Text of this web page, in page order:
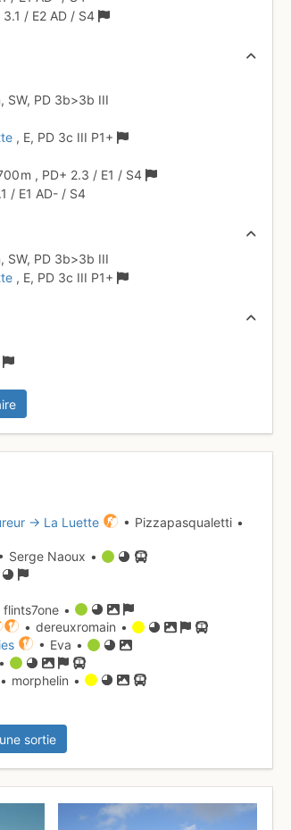
3.1 / E2 AD / S4
SW, PD 3b>3b III
, E, PD 3c III P1+
m , PD+ 2.3 / E1 / S4
/ E1 AD- / S4
SW, PD 3b>3b III
, E, PD 3c III P1+
→ La Luette • Pizzapasqualetti •
Serge Naoux •
flints7one •
• dereuxromain •
• Eva •
• morphelin •
sortie